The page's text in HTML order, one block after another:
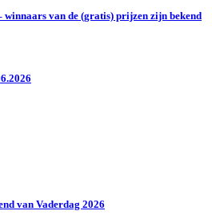
winnaars van de (gratis) prijzen zijn bekend
van Vaderdag 2026